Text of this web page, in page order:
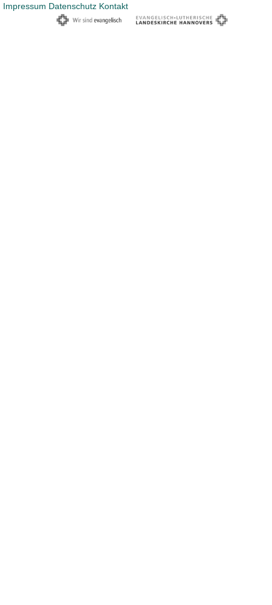
Impressum Datenschutz Kontakt